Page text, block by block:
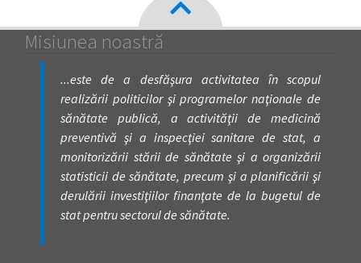
Misiunea noastră
...este de a desfăşura activitatea în scopul
realizării politicilor şi programelor naţionale de
sănătate publică, a activităţii de medicină
preventivă şi a inspecţiei sanitare de stat, a
monitorizării stării de sănătate şi a organizării
statisticii de sănătate, precum şi a planificării şi
derulării investiţiilor finanţate de la bugetul de
stat pentru sectorul de sănătate.